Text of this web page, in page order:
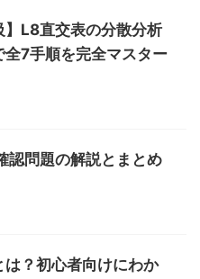
】L8直交表の分散分析
全7手順を完全マスター
認問題の解説とまとめ
は？初心者向けにわか